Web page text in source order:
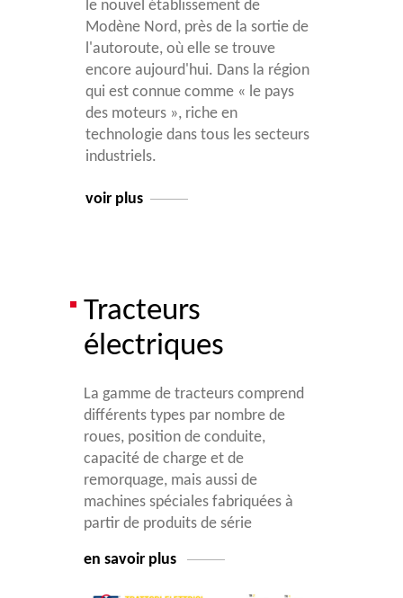
le nouvel établissement de
Modène Nord, près de la sortie de
l'autoroute, où elle se trouve
encore aujourd'hui. Dans la région
qui est connue comme « le pays
des moteurs », riche en
technologie dans tous les secteurs
industriels.
voir plus
Tracteurs
électriques
La gamme de tracteurs comprend
différents types par nombre de
roues, position de conduite,
capacité de charge et de
remorquage, mais aussi de
machines spéciales fabriquées à
partir de produits de série
en savoir plus